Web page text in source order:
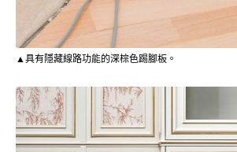
▲具有隱藏線路功能的深棕色踢腳板。